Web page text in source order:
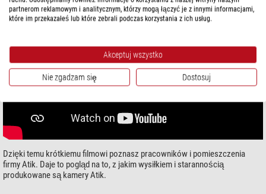
Dzięki temu krótkiemu filmowi poznasz pracowników i pomieszczenia
firmy Atik. Daje to pogląd na to, z jakim wysiłkiem i starannością
produkowane są kamery Atik.
partnerom reklamowym i analitycznym, którzy mogą łączyć je z innymi informacjami,
które im przekazałeś lub które zebrali podczas korzystania z ich usług.
Akceptuj wszystko
Nie zgadzam się Dostosuj